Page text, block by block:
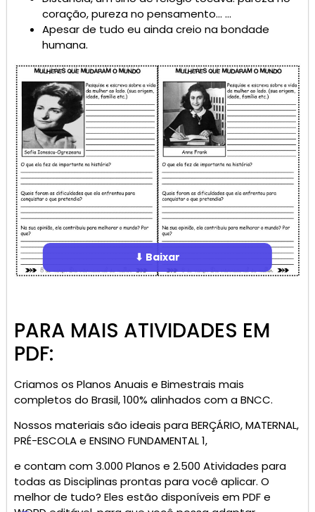
coração, pureza no pensamento… …
Apesar de tudo eu ainda creio na bondade
humana.
⬇ Baixar
PARA MAIS ATIVIDADES EM
PDF:
Criamos os Planos Anuais e Bimestrais mais
completos do Brasil, 100% alinhados com a BNCC.
Nossos materiais são ideais para BERÇÁRIO, MATERNAL,
PRÉ-ESCOLA e ENSINO FUNDAMENTAL 1,
e contam com 3.000 Planos e 2.500 Atividades para
todas as Disciplinas prontas para você aplicar. O
melhor de tudo? Eles estão disponíveis em PDF e